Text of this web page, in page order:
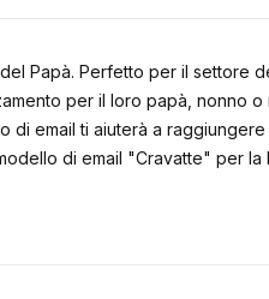
Papà. Perfetto per il settore
per il loro papà, nonno
email ti aiuterà a
di email "Cravatte" per la